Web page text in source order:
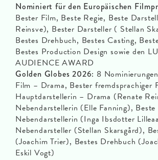
Nominiert für den Europäischen
Bester Film, Beste Regie, Beste
Reinsve), Bester Darsteller ( Stellan
Bestes Drehbuch, Bestes Casting,
Bestes Production Design sowie den
AUDIENCE AWARD
Golden Globes 2026: 8
Film – Drama, Bester fremdsprachiger
Hauptdarstellerin – Drama (Renate
Nebendarstellerin (Elle Fanning), Beste
Nebendarstellerin (Inga Ibsdotter
Nebendarsteller (Stellan Skarsgård),
(Joachim Trier), Bestes Drehbuch
Eskil Vogt)